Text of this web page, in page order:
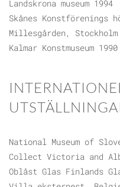
Landskrona museum 1994
Skånes Konstförenings
Millesgården, Stockholm
Kalmar Konstmuseum 1990
National Museum of
Collect Victoria and
Oblåst Glas Finlands